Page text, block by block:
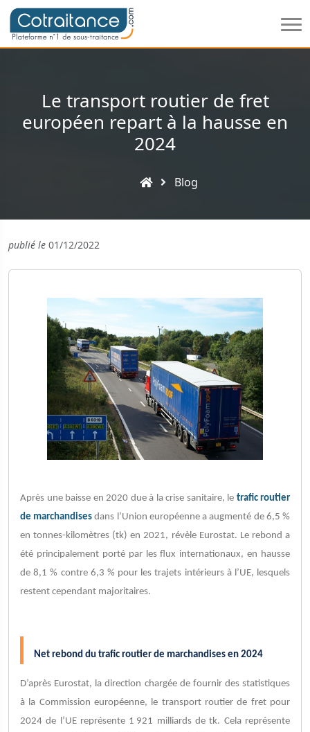
Le transport routier de fret
européen repart à la hausse en
2024
Blog
publié le 01/12/2022
Après une baisse en 2020 due à la crise sanitaire, le trafic routier
de marchandises dans l’Union européenne a augmenté de 6,5 %
en tonnes-kilomètres (tk) en 2021, révèle Eurostat. Le rebond a
été principalement porté par les flux internationaux, en hausse
de 8,1 % contre 6,3 % pour les trajets intérieurs à l’UE, lesquels
restent cependant majoritaires.
Net rebond du trafic routier de marchandises en 2024
D’après Eurostat, la direction chargée de fournir des statistiques
à la Commission européenne, le transport routier de fret pour
2024 de l’UE représente 1 921 milliards de tk. Cela représente